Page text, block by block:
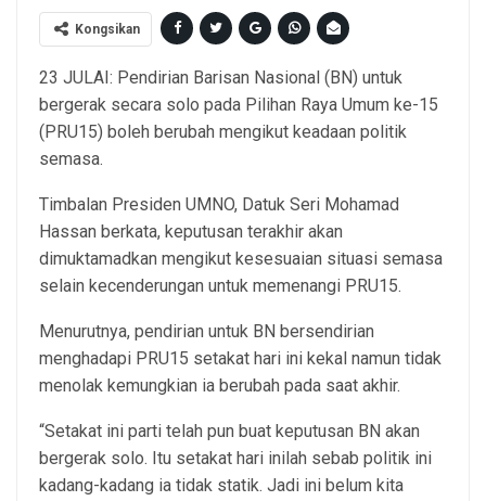
Kongsikan
23 JULAI: Pendirian Barisan Nasional (BN) untuk
bergerak secara solo pada Pilihan Raya Umum ke-15
(PRU15) boleh berubah mengikut keadaan politik
semasa.
Timbalan Presiden UMNO, Datuk Seri Mohamad
Hassan berkata, keputusan terakhir akan
dimuktamadkan mengikut kesesuaian situasi semasa
selain kecenderungan untuk memenangi PRU15.
Menurutnya, pendirian untuk BN bersendirian
menghadapi PRU15 setakat hari ini kekal namun tidak
menolak kemungkian ia berubah pada saat akhir.
“Setakat ini parti telah pun buat keputusan BN akan
bergerak solo. Itu setakat hari inilah sebab politik ini
kadang-kadang ia tidak statik. Jadi ini belum kita